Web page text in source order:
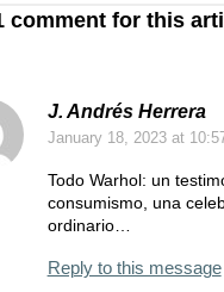
comment for this
J. Andrés Herrera
January 18, 2023at
Todo Warhol: un
consumismo, una
ordinario…
Reply to this message